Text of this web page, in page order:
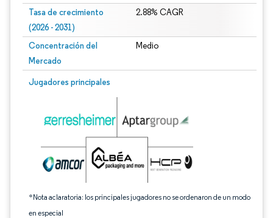
Tasa de crecimiento
(2026 - 2031)
2.88% CAGR
Concentración del
Mercado
Medio
Jugadores principales
*Nota aclaratoria: los principales jugadores no se ordenaron de un modo
en especial
Imagen © Mordor Intelligence. El uso requiere atribución según CC BY 4.0.